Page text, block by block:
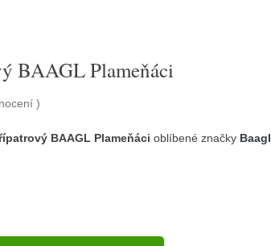
BAAGL Plameňáci
)
BAAGL Plameňáci oblíbené značky Baagl